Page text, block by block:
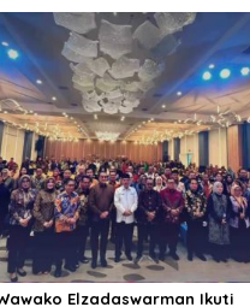
Elzadaswarman Ikuti